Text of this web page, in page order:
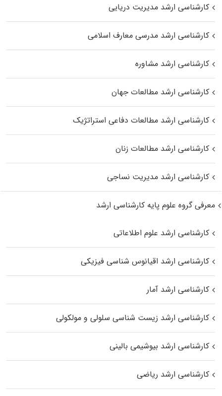
کارشناسی ارشد مدیریت دریایی
کارشناسی ارشد مدرسی معارف اسلامی
کارشناسی ارشد مشاوره
کارشناسی ارشد مطالعات جهان
کارشناسی ارشد مطالعات دفاعی استراتژیک
کارشناسی ارشد مطالعات زنان
کارشناسی ارشد مدیریت نساجی
معرفی گروه علوم پایه کارشناسی ارشد
کارشناسی ارشد علوم اطلاعاتی
کارشناسی ارشد اقیانوس‌ شناسی فیزیکی
کارشناسی ارشد آمار
کارشناسی ارشد زیست شناسی سلولی و مولکولی
کارشناسی ارشد بیوشیمی بالینی
کارشناسی ارشد ریاضی